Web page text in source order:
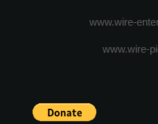
www.wire-
www.wire-